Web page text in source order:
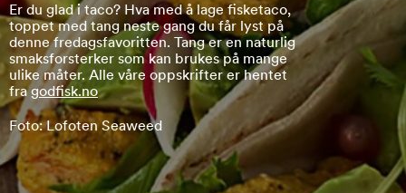
Er du glad i taco? Hva med å lage fisketaco,
toppet med tang neste gang du får lyst på
denne fredagsfavoritten. Tang er en naturlig
smaksforsterker som kan brukes på mange
ulike måter. Alle våre oppskrifter er hentet
fragodfisk.no
Foto: Lofoten Seaweed